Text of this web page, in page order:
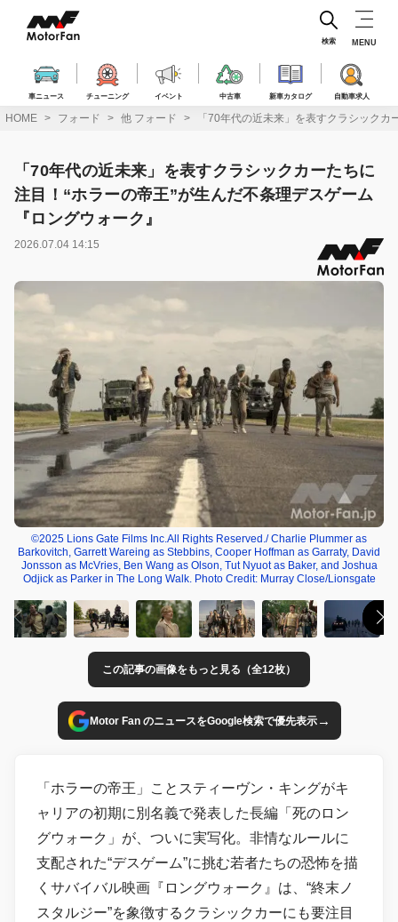
ス
車ニュース チューニング イベント 中古車 新車カタログ 自動車求人
検索 MENU
HOME フォード 他 フォード 「70年代の近未来」を表すクラシック
「70年代の近未来」を表すクラシックカーたちに
注目！“ホラーの帝王”が生んだ不条理デスゲーム
『ロングウォーク』
2026.07.04 14:15
©2025 Lions Gate Films Inc.All Rights Reserved./ Charlie Plummer as
Barkovitch, Garrett Wareing as Stebbins, Cooper Hoffman as Garraty, David
Jonsson as McVries, Ben Wang as Olson, Tut Nyuot as Baker, and Joshua
Odjick as Parker in The Long Walk. Photo Credit: Murray Close/Lionsgate
この記事の画像をもっと見る（全12枚）
Motor Fan のニュースをGoogle検索で優先表示→
「ホラーの帝王」ことスティーヴン・キングがキ
ャリアの初期に別名義で発表した長編「死のロン
グウォーク」が、ついに実写化。非情なルールに
支配された“デスゲーム”に挑む若者たちの恐怖を描
くサバイバル映画『ロングウォーク』は、“終末ノ
スタルジー”を象徴するクラシックカーにも要注目